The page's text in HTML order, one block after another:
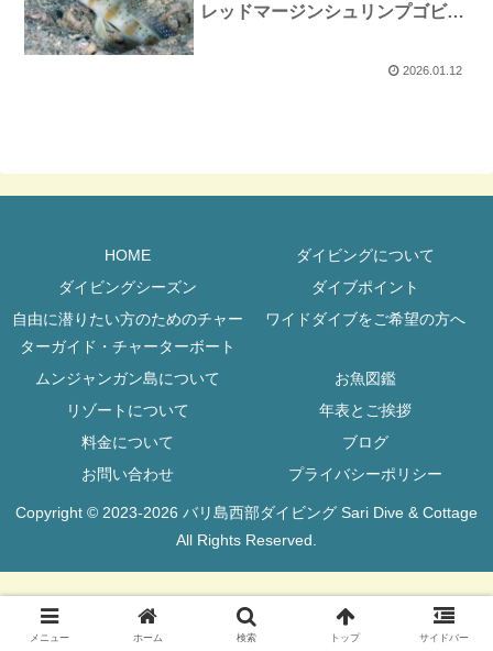
レッドマージンシュリンプゴビ
2026.01.12
HOME
ダイビングについて
ダイビングシーズン
ダイブポイント
自由に潜りたい方のためのチャー
ターガイド・チャーターボート
ワイドダイブをご希望の方へ
ムンジャンガン島について
お魚図鑑
リゾートについて
年表とご挨拶
料金について
ブログ
お問い合わせ
プライバシーポリシー
Copyright © 2023-2026 バリ島西部ダイビング Sari Dive & Cottage
All Rights Reserved.
メニュー ホーム 検索 トップ サイドバー